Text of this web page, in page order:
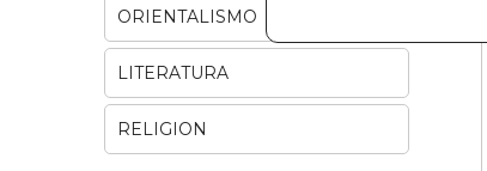
ORIENTALISMO
LITERATURA
RELIGION